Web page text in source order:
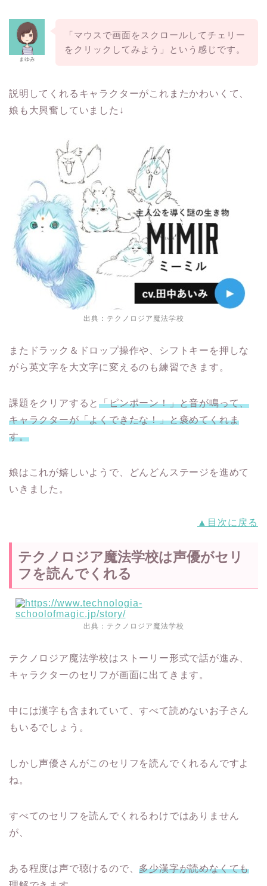
まゆみ
「マウスで画面をスクロールしてチェリー
をクリックしてみよう」という感じです。
説明してくれるキャラクターがこれまたかわいくて、
娘も大興奮していました↓
出典： テクノロジア魔法学校
またドラック＆ドロップ操作や、シフトキーを押しな
がら英文字を大文字に変えるのも練習できます。
課題をクリアすると「ピンポーン！」と音が鳴って、
キャラクターが「よくできたな！」と褒めてくれま
す。
娘はこれが嬉しいようで、どんどんステージを進めて
いきました。
▲目次に戻る
テクノロジア魔法学校は声優がセリ
フを読んでくれる
出典： テクノロジア魔法学校
テクノロジア魔法学校はストーリー形式で話が進み、
キャラクターのセリフが画面に出てきます。
中には漢字も含まれていて、すべて読めないお子さん
もいるでしょう。
しかし声優さんがこのセリフを読んでくれるんですよ
ね。
すべてのセリフを読んでくれるわけではありません
が、
ある程度は声で聴けるので、多少漢字が読めなくても